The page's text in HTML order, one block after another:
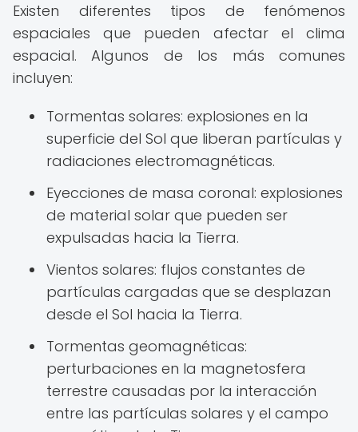
Existen diferentes tipos de fenómenos
espaciales que pueden afectar el clima
espacial. Algunos de los más comunes
incluyen:
Tormentas solares: explosiones en la
superficie del Sol que liberan partículas y
radiaciones electromagnéticas.
Eyecciones de masa coronal: explosiones
de material solar que pueden ser
expulsadas hacia la Tierra.
Vientos solares: flujos constantes de
partículas cargadas que se desplazan
desde el Sol hacia la Tierra.
Tormentas geomagnéticas:
perturbaciones en la magnetosfera
terrestre causadas por la interacción
entre las partículas solares y el campo